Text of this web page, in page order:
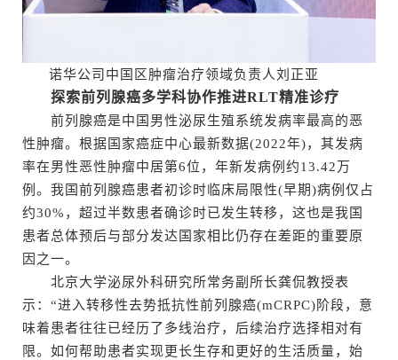
诺华公司中国区肿瘤治疗领域负责人刘正亚
探索前列腺癌多学科协作推进RLT精准诊疗
前列腺癌是中国男性泌尿生殖系统发病率最高的恶
性肿瘤。根据国家癌症中心最新数据(2022年)，其发病
率在男性恶性肿瘤中居第6位，年新发病例约13.42万
例。我国前列腺癌患者初诊时临床局限性(早期)病例仅占
约30%，超过半数患者确诊时已发生转移，这也是我国
患者总体预后与部分发达国家相比仍存在差距的重要原
因之一。
北京大学泌尿外科研究所常务副所长龚侃教授表
示：“进入转移性去势抵抗性前列腺癌(mCRPC)阶段，意
味着患者往往已经历了多线治疗，后续治疗选择相对有
限。如何帮助患者实现更长生存和更好的生活质量，始